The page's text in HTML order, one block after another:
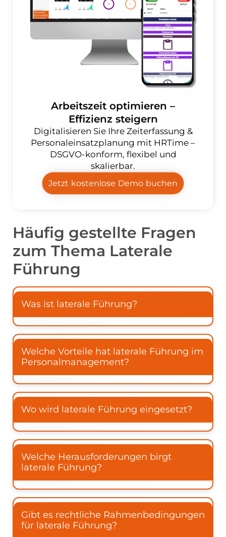
Arbeitszeit optimieren –
Effizienz steigern
Digitalisieren Sie Ihre Zeiterfassung &
Personaleinsatzplanung mit HRTime –
DSGVO‑konform, flexibel und
skalierbar.
Jetzt kostenlose Demo buchen
Häufig gestellte Fragen
zum Thema Laterale
Führung
Was ist laterale Führung?
Welche Vorteile hat laterale Führung im
Personalmanagement?
Wo wird laterale Führung eingesetzt?
Welche Herausforderungen birgt
laterale Führung?
Gibt es rechtliche Rahmenbedingungen
für laterale Führung?